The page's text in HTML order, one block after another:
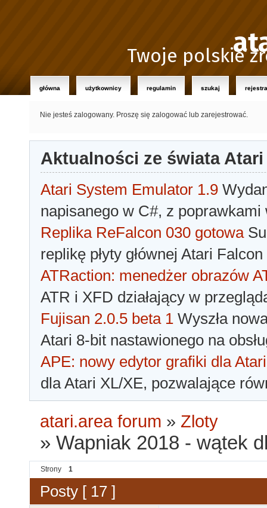
Twoje polskie
główna użytkownicy regulamin szukaj
Nie jesteś zalogowany. Proszę się zalogować lub zarejestrować.
Aktualności ze świata Atari
Atari System Emulator 1.9
napisanego w C#, z poprawkami
Replika ReFalcon 030 gotowa
replikę płyty głównej Atari
ATRaction: menedżer obrazów
ATR i XFD działający w
Fujisan 2.0.5 beta 1 Wyszła
Atari 8-bit nastawionego na
APE: nowy edytor grafiki dla Atari
dla Atari XL/XE, pozwalające
atari.area forum » Zloty
»Wapniak 2018 - wątek
Strony 1
Posty [ 17 ]